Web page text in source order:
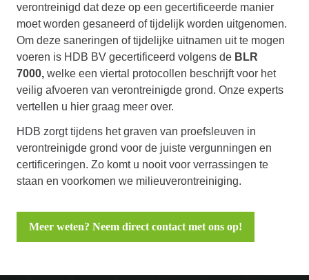
verontreinigd dat deze op een gecertificeerde manier
moet worden gesaneerd of tijdelijk worden uitgenomen.
Om deze saneringen of tijdelijke uitnamen uit te mogen
voeren is HDB BV gecertificeerd volgens de BLR
7000, welke een viertal protocollen beschrijft voor het
veilig afvoeren van verontreinigde grond. Onze experts
vertellen u hier graag meer over.
HDB zorgt tijdens het graven van proefsleuven in
verontreinigde grond voor de juiste vergunningen en
certificeringen. Zo komt u nooit voor verrassingen te
staan en voorkomen we milieuverontreiniging.
Meer weten? Neem direct contact met ons op!